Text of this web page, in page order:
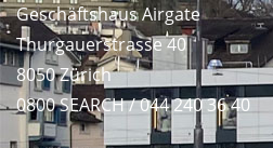
Geschäftshaus Airgate
Thurgauerstrasse 40
8050 Zürich
0800 SEARCH / 044 240 36 40